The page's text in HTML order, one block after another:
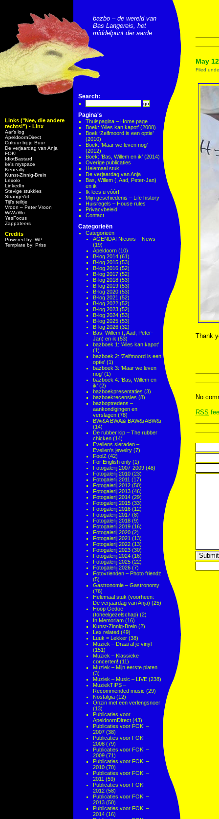
Links ("Nee, die andere
rechts!") - Linx
Aar’s log
ApeldoornDirect
Cultuur bij je Buur
De verjaardag van Anja
FOK!
IdiotBastard
ke's myspace
Keneally
Kunst-Zinnig-Brein
Lexolo
LinkedIn
Stevige stukkies
StrangeArt
Tijl’s teiltje
Vroon – Peter Vroon
WiWaWo
YesFocus
Zappateers
Credits
Powered by: WP
Template by: Priss
bazbo – de wereld van
Bas Langereis, het
middelpunt der aarde
Search:
Pagina's
Thuispagina – Home page
Boek: ‘Alles kan kapot’ (2008)
Boek ‘Zelfmoord is een optie’
(2010)
Boek: ‘Maar we leven nog’
(2012)
Boek: ‘Bas, Willem en ik’ (2014)
Overige publicaties
Helemaal stuk
De verjaardag van Anja
Bas, Willem (, Aad, Peter-Jan)
en ik
Ik lees u vóór!
Mijn geschiedenis – Life history
Huisregels – House rules
Privacybeleid
Contact
Categorieën
Categorieën
AGENDA! Nieuws – News
(19)
Apeldoorn (10)
B-log 2014 (61)
B-log 2015 (53)
B-log 2016 (52)
B-log 2017 (52)
B-log 2018 (53)
B-log 2019 (53)
B-log 2020 (53)
B-log 2021 (52)
B-log 2022 (52)
B-log 2023 (52)
B-log 2024 (53)
B-log 2025 (53)
B-log 2026 (32)
Bas, Willem (, Aad, Peter-
Jan) en ik (53)
bazboek 1: 'Alles kan kapot'
(1)
bazboek 2: 'Zelfmoord is een
optie' (1)
bazboek 3: 'Maar we leven
nog' (1)
bazboek 4: 'Bas, Willem en
ik' (2)
bazboekpresentaties (3)
bazboekrecensies (8)
bazboptredens –
aankondigingen en
verslagen (78)
BWi&A BWA&i BAW&i ABW&i
(14)
De rubber kip – The rubber
chicken (14)
Eveliens sieraden –
Evelien's jewelry (7)
FoolZ (42)
For English only (1)
Fotogalerij 2007-2009 (48)
Fotogalerij 2010 (23)
Fotogalerij 2011 (17)
Fotogalerij 2012 (50)
Fotogalerij 2013 (46)
Fotogalerij 2014 (29)
Fotogalerij 2015 (33)
Fotogalerij 2016 (12)
Fotogalerij 2017 (8)
Fotogalerij 2018 (9)
Fotogalerij 2019 (16)
Fotogalerij 2020 (2)
Fotogalerij 2021 (13)
Fotogalerij 2022 (13)
Fotogalerij 2023 (30)
Fotogalerij 2024 (16)
Fotogalerij 2025 (22)
Fotogalerij 2026 (7)
Fotovrienden – Photo friendz
(5)
Gastronomie – Gastronomy
(76)
Helemaal stuk (voorheen:
De verjaardag van Anja) (25)
Hoop Gedoe
(toneelgezelschap) (2)
In Memoriam (16)
Kunst-Zinnig-Brein (2)
Lex related (49)
Luuk = Lekker (38)
Muziek – Draai al je vinyl
(151)
Muziek – Klassieke
concerten! (11)
Muziek – Mijn eerste platen
(3)
Muziek – Music – LIVE (238)
MuziekTIPS –
Recommended music (29)
Nostalgia (12)
Onzin met een verlengsnoer
(13)
Publicaties voor
ApeldoornDirect (43)
Publicaties voor FOK! –
2007 (38)
Publicaties voor FOK! –
2008 (79)
Publicaties voor FOK! –
2009 (71)
Publicaties voor FOK! –
2010 (70)
Publicaties voor FOK! –
2011 (59)
Publicaties voor FOK! –
2012 (58)
Publicaties voor FOK! –
2013 (50)
Publicaties voor FOK! –
2014 (16)
May
Filed
Thank
No
RSS